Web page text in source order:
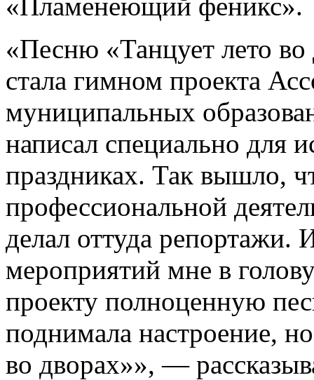
«Песню «Танцует лето во
стала гимном проекта
муниципальных
написал специально для
праздниках. Так вышло,
профессиональной
делал оттуда репортажи.
мероприятий мне в
проекту полноценную
поднимала настроение,
во дворах»», —